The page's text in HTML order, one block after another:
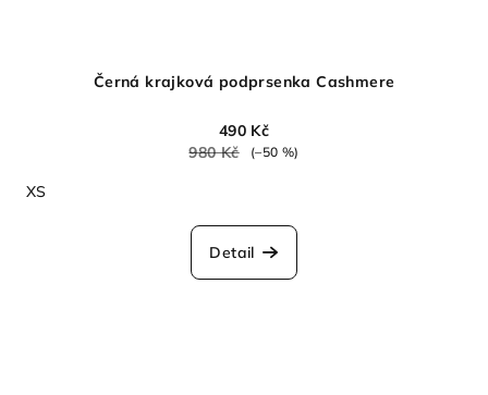
Černá krajková podprsenka Cashmere
490 Kč
980 Kč
(–50 %)
XS
Detail